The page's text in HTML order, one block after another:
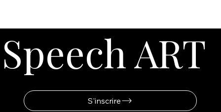
Speech ART
S'inscrire